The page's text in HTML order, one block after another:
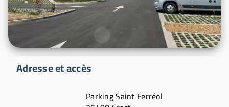
Adresse et accès
Parking Saint Ferréol